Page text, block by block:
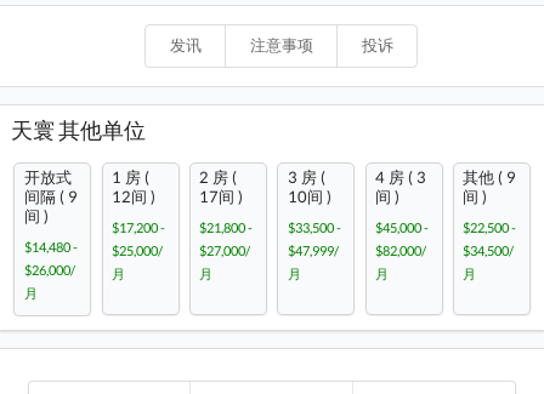
发讯 注意事项 投诉
天寰 其他单位
开放式
间隔 ( 9
间 )
$14,480 -
$26,000/
月
1 房 (
12间 )
$17,200 -
$25,000/
月
2 房 (
17间 )
$21,800 -
$27,000/
月
3 房 (
10间 )
$33,500 -
$47,999/
月
4 房 ( 3
间 )
$45,000 -
$82,000/
月
其他 ( 9
间 )
$22,500 -
$34,500/
月